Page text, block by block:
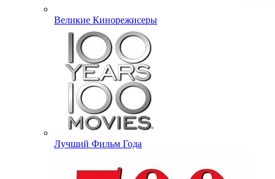
Великие Кинорежисеры
Лучший Фильм Года